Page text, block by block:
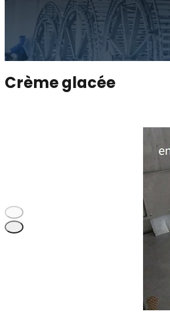
Crème glacée